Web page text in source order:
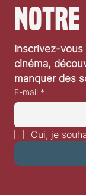
Inscrivez-
cinéma,
manquer des
E-mail *
Oui, je